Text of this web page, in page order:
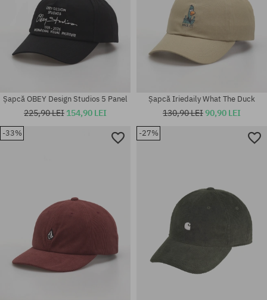
Șapcă OBEY Design Studios 5 Panel
225,90 LEI 154,90 LEI
Șapcă Iriedaily What The Duck
130,90 LEI90,90 LEI
-33% -27%